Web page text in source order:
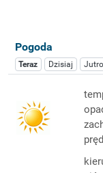
Pogoda
Teraz Dzisiaj Jutro